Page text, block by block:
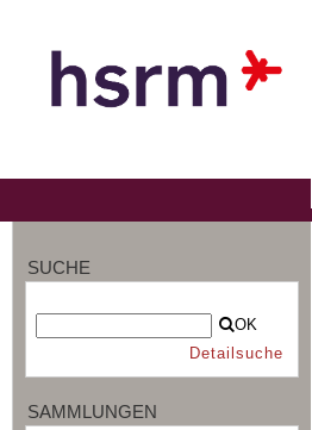
SUCHE
OK
Detailsuche
SAMMLUNGEN